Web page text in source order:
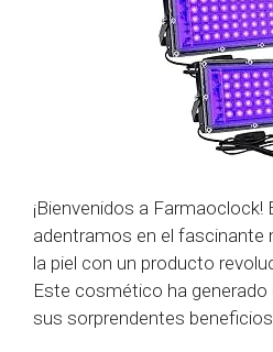
¡Bienvenidos a
adentramos en el fascinante
la piel con un producto
Este cosmético ha
sus sorprendentes